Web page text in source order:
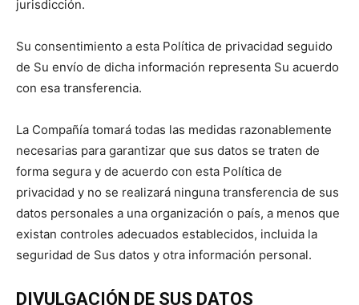
jurisdicción.
Su consentimiento a esta Política de privacidad seguido
de Su envío de dicha información representa Su acuerdo
con esa transferencia.
La Compañía tomará todas las medidas razonablemente
necesarias para garantizar que sus datos se traten de
forma segura y de acuerdo con esta Política de
privacidad y no se realizará ninguna transferencia de sus
datos personales a una organización o país, a menos que
existan controles adecuados establecidos, incluida la
seguridad de Sus datos y otra información personal.
DIVULGACIÓN DE SUS DATOS